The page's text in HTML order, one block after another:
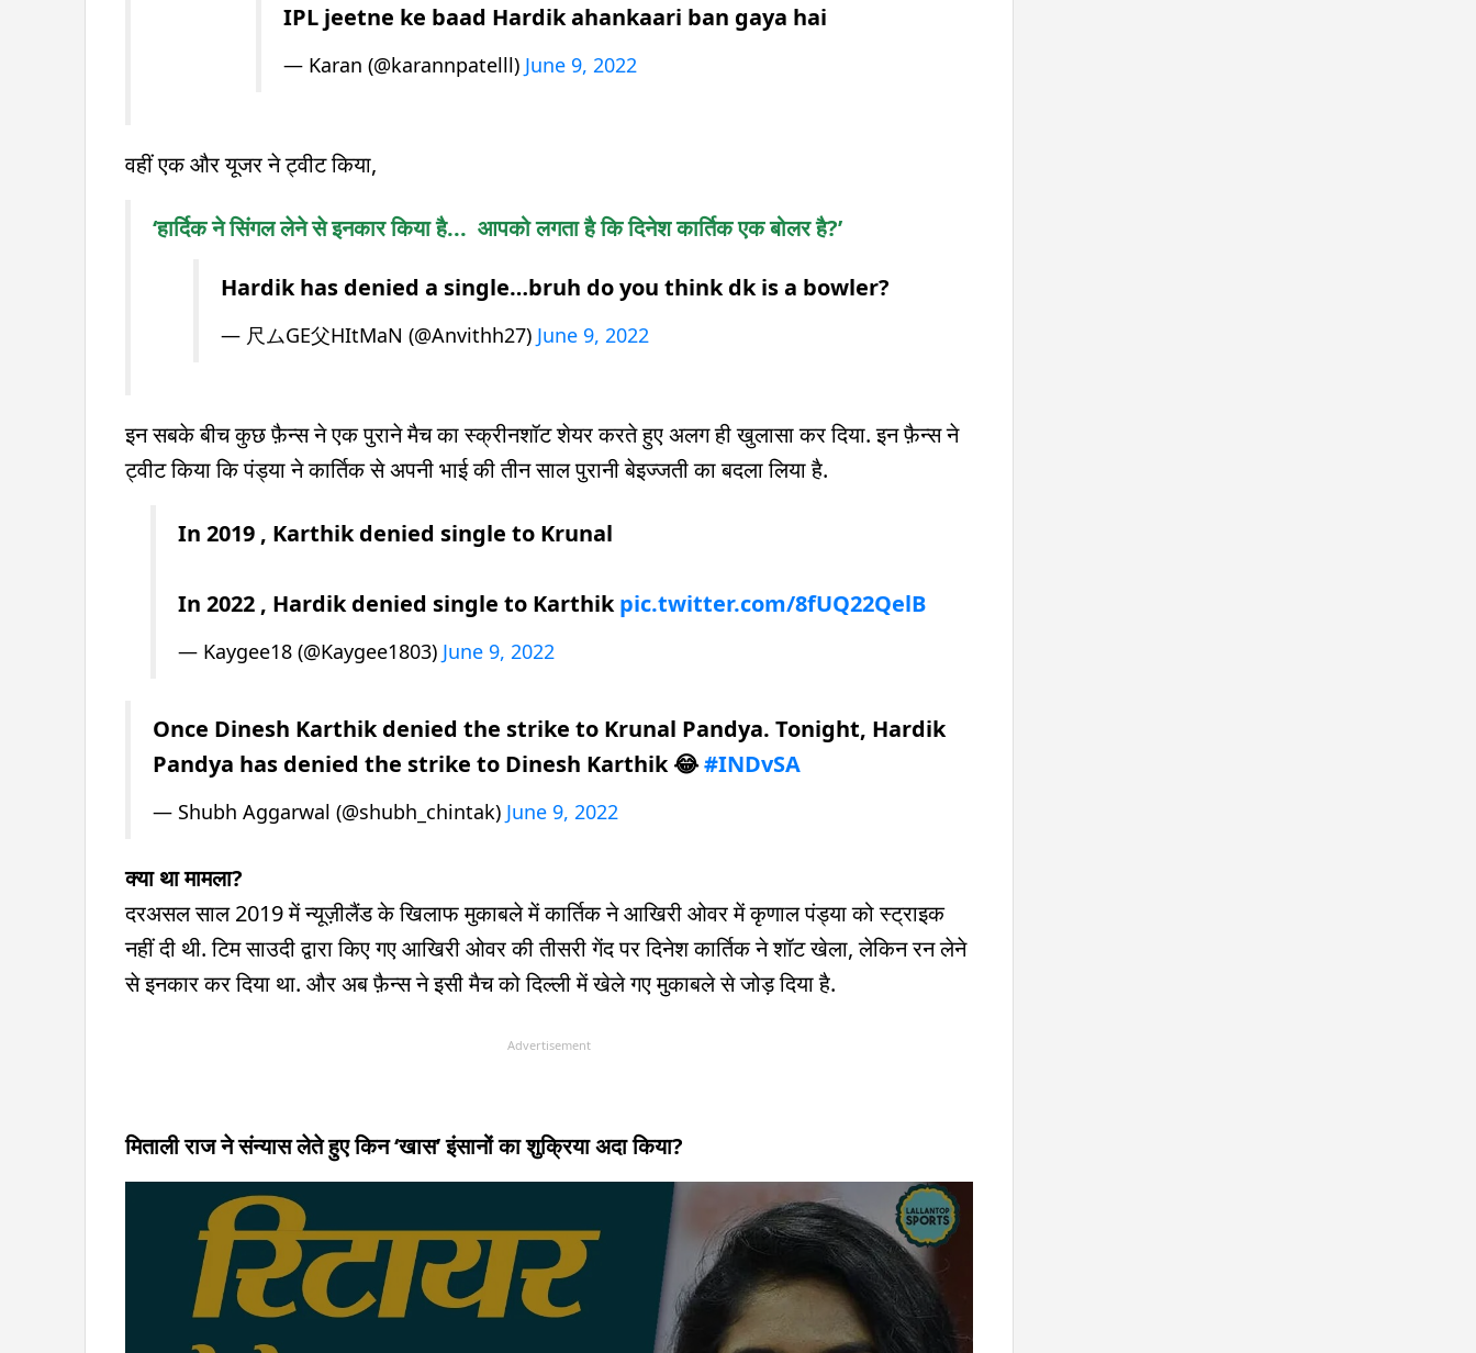
IPL jeetne ke baad Hardik ahankaari ban gaya hai
— Karan (@karannpatelll) June 9, 2022
वहीं एक और यूजर ने ट्वीट किया,
‘हार्दिक ने सिंगल लेने से इनकार किया है... आपको लगता है कि दिनेश कार्तिक एक बोलर है?’
Hardik has denied a single…bruh do you think dk is a bowler?
— 尺ムGE父HItMaN (@Anvithh27) June 9, 2022
इन सबके बीच कुछ फ़ैन्स ने एक पुराने मैच का स्क्रीनशॉट शेयर करते हुए अलग ही खुलासा कर दिया. इन फ़ैन्स ने
ट्वीट किया कि पंड्या ने कार्तिक से अपनी भाई की तीन साल पुरानी बेइज्जती का बदला लिया है.
In 2019 , Karthik denied single to Krunal
In 2022 , Hardik denied single to Karthikpic.twitter.com/8fUQ22QelB
— Kaygee18 (@Kaygee1803) June 9, 2022
Once Dinesh Karthik denied the strike to Krunal Pandya. Tonight, Hardik
Pandya has denied the strike to Dinesh Karthik 😂#INDvSA
— Shubh Aggarwal (@shubh_chintak) June 9, 2022
क्या था मामला?
दरअसल साल 2019 में न्यूज़ीलैंड के खिलाफ मुकाबले में कार्तिक ने आखिरी ओवर में कृणाल पंड्या को स्ट्राइक
नहीं दी थी. टिम साउदी द्वारा किए गए आखिरी ओवर की तीसरी गेंद पर दिनेश कार्तिक ने शॉट खेला, लेकिन रन लेने
से इनकार कर दिया था. और अब फ़ैन्स ने इसी मैच को दिल्ली में खेले गए मुकाबले से जोड़ दिया है.
Advertisement
मिताली राज ने संन्यास लेते हुए किन ‘खास’ इंसानों का शुक्रिया अदा किया?